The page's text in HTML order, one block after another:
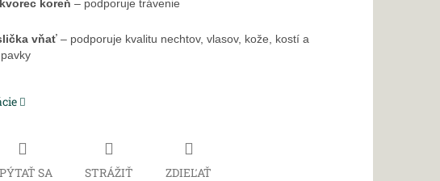
koreň – podporuje trávenie
vňať – podporuje kvalitu nechtov, vlasov, kože, kostí a
SA STRÁŽIŤ ZDIEĽAŤ